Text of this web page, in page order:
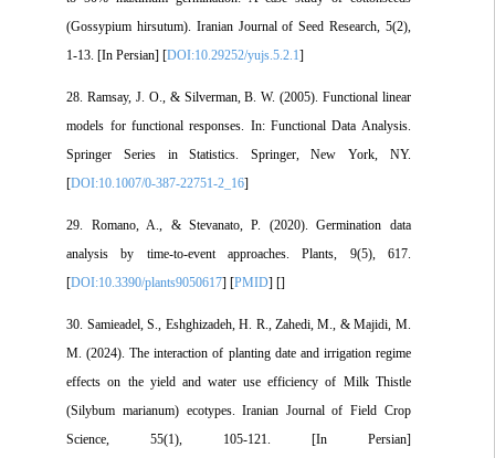
(Gossypium hirsutum). Iranian Journal of Seed Research, 5(2),
1-13. [In Persian] [DOI:10.29252/yujs.5.2.1
28. Ramsay, J. O., & Silverman, B. W. (2005). Functional linear
models for functional responses. In: Functional Data Analysis.
Springer Series in Statistics. Springer, New York, NY.
[DOI:10.1007/0-387-22751-2_16
29. Romano, A., & Stevanato, P. (2020). Germination data
analysis by time-to-event approaches. Plants, 9(5), 617.
[DOI:10.3390/plants9050617] [PMID] [
30. Samieadel, S., Eshghizadeh, H. R., Zahedi, M., & Majidi, M.
M. (2024). The interaction of planting date and irrigation regime
effects on the yield and water use efficiency of Milk Thistle
(Silybum marianum) ecotypes. Iranian Journal of Field Crop
Science, 55(1), 105-121. [In Persian]